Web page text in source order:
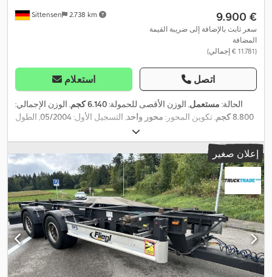
Sittensen 2.738 km ‏9.900 €
سعر ثابت بالإضافة إلى ضريبة القيمة
المضافة
(‏11.781 € إجمالي)
استعلام اتصل
الحالة: مستعمل, الوزن الأقصى للحمولة:6.140 كجم
, الوزن الإجمالي:
8.800 كجم
, تكوين المحور: محور واحد, التسجيل الأول:05/2004, الطول
, العرض الكلي:2.550 مم
إعلان صغير